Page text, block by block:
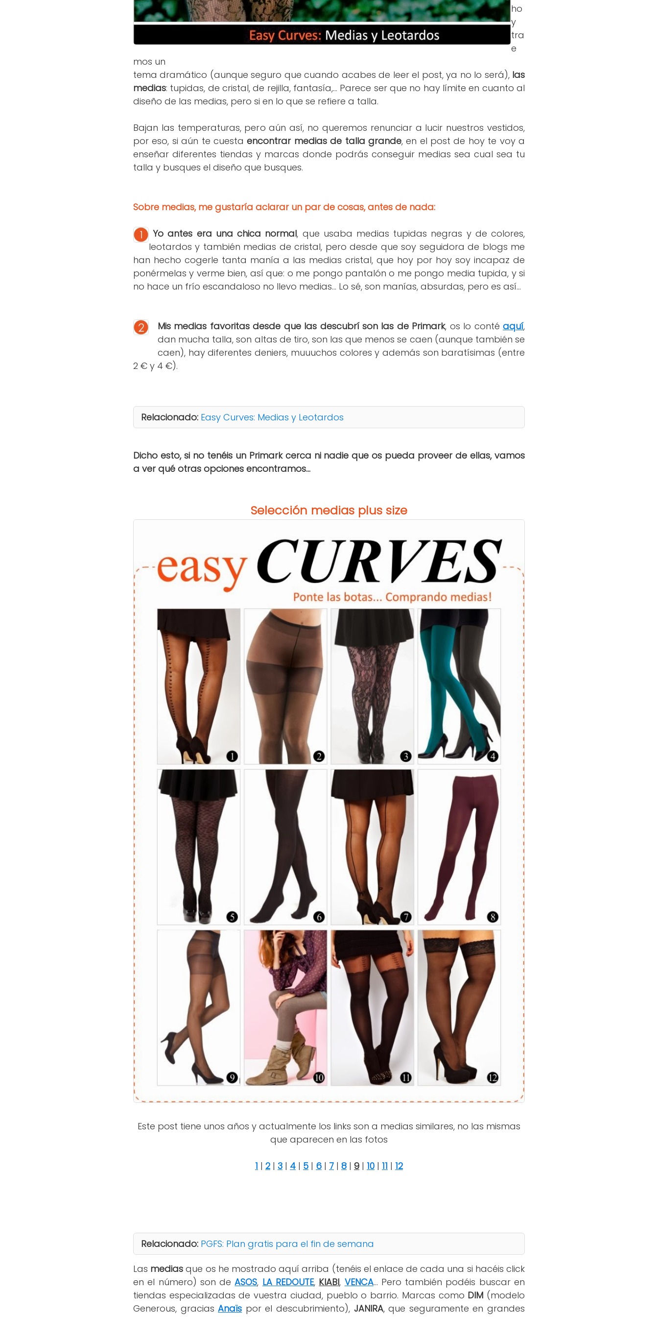
ho
y
tra
e
mos un
tema dramático (aunque seguro que cuando acabes de leer el post, ya no lo será),las
medias: tupidas, de cristal, de rejilla, fantasía,... Parece ser que no hay límite en cuanto al
diseño de las medias, pero si en lo que se refiere a talla.
Bajan las temperaturas, pero aún así, no queremos renunciar a lucir nuestros vestidos,
por eso, si aún te cuestaencontrar medias de talla grande, en el post de hoy te voy a
enseñar diferentes tiendas y marcas donde podrás conseguir medias sea cual sea tu
talla y busques el diseño que busques.
Sobre medias, me gustaría aclarar un par de cosas, antes de nada:
Yo antes era una chica normal, que usaba medias tupidas negras y de colores,
leotardos y también medias de cristal, pero desde que soy seguidora de blogs me
han hecho cogerle tanta manía a las medias cristal, que hoy por hoy soy incapaz de
ponérmelas y verme bien, así que: o me pongo pantalón o me pongo media tupida, y si
no hace un frío escandaloso no llevo medias... Lo sé, son manías, absurdas, pero es así...
Mis medias favoritas desde que las descubrí son las de Primark, os lo contéaquí,
dan mucha talla, son altas de tiro, son las que menos se caen (aunque también se
caen), hay diferentes deniers, muuuchos colores y además son baratísimas (entre
2 € y 4 €).
Relacionado: Easy Curves: Medias y Leotardos
Dicho esto, si no tenéis un Primark cerca ni nadie que os pueda proveer de ellas, vamos
a ver qué otras opciones encontramos...
Selección medias plus size
Este post tiene unos años y actualmente los links son a medias similares, no las mismas
que aparecen en las fotos
1 | 2 | 3 | 4 | 5 | 6 | 7 | 8 | 9 | 10 | 11 | 12
Relacionado: PGFS: Plan gratis para el fin de semana
Las mediasque os he mostrado aquí arriba (tenéis el enlace de cada una si hacéis click
en el número) son deASOS, LA REDOUTE, KIABI, VENCA... Pero también podéis buscar en
tiendas especializadas de vuestra ciudad, pueblo o barrio. Marcas como DIM (modelo
Generous, graciasAnaïs por el descubrimiento), JANIRA, que seguramente en grandes